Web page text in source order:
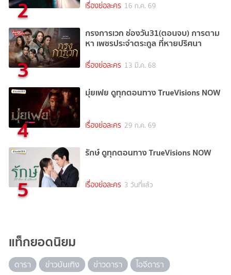
2 เรื่องย่อละคร 16 ก.ค. 69
3
กรงการเวก ช่องวัน31(ตอนจบ) การตาม
หา เพชรประจำตระกูล ที่หายปริศนา
เรื่องย่อละคร 13 มี.ค. 68
4
มุ่ยเฟย ดูทุกตอนทาง TrueVisions NOW
เรื่องย่อละคร 29 ก.ค. 69
5
รักษ์ ดูทุกตอนทาง TrueVisions NOW
เรื่องย่อละคร 3 วันที่แล้ว
แท็กยอดนิยม
ดารา ข่าวบันเทิง ข่าวดารา
ไอจีดารา